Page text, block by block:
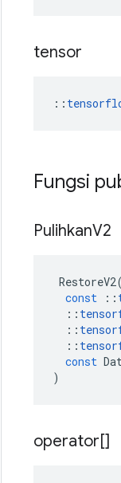
tensor
::
Fungsi
PulihkanV2
RestoreV2(
const
::
::
::
::
const
)
operator[]